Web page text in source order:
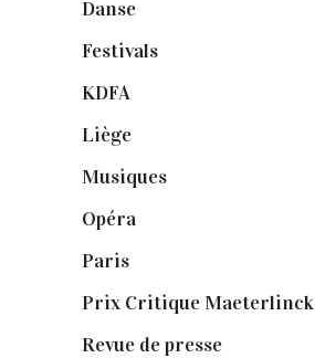
Danse
Festivals
KDFA
Liège
Musiques
Opéra
Paris
Prix Critique Maeterlinck
Revue de presse